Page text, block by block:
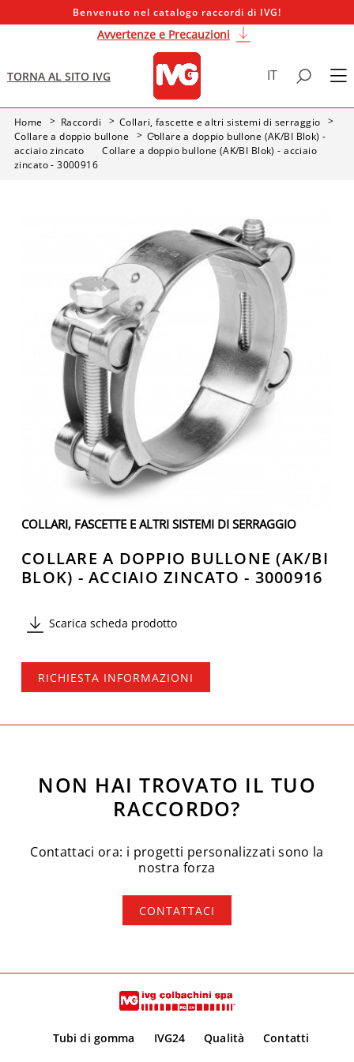
Benvenuto nel catalogo raccordi di IVG!
Avvertenze e Precauzioni
TORNA AL SITO IVG IT
Home Raccordi
Collari, fascette e altri sistemi di serraggio
Collare a doppio bullone
Collare a doppio bullone (AK/BI Blok) -
acciaio zincato
Collare a doppio bullone (AK/BI Blok) - acciaio
zincato - 3000916
COLLARI, FASCETTE E ALTRI SISTEMI DI SERRAGGIO
COLLARE A DOPPIO BULLONE (AK/BI
BLOK) - ACCIAIO ZINCATO - 3000916
Scarica scheda prodotto
RICHIESTA INFORMAZIONI
NON HAI TROVATO IL TUO
RACCORDO?
Contattaci ora: i progetti personalizzati sono la
nostra forza
CONTATTACI
Tubi di gomma IVG24 Qualità Contatti